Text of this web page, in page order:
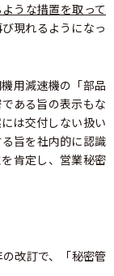
うな措置を取って
現れるようになっ
用減速機の「部品
ある旨の表示もな
は交付しない扱い
旨を社内的に認識
肯定し、営業秘密
改訂で、「秘密管